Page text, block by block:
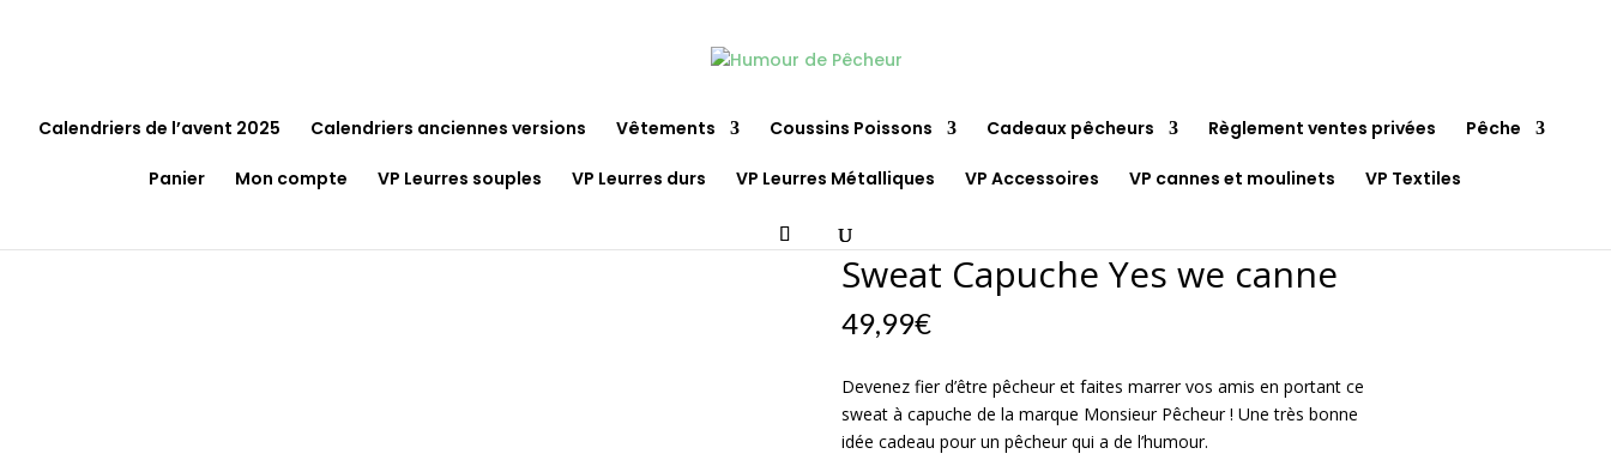
Calendriers de l’avent 2025 Calendriers anciennes versions Vêtements Coussins Poissons Cadeaux pêcheurs Règlement ventes privées Pêche
Panier Mon compte VP Leurres souples VP Leurres durs VP Leurres Métalliques VP Accessoires VP cannes et moulinets VP Textiles
Sweat Capuche Yes we canne
49,99€
Devenez fier d’être pêcheur et faites marrer vos amis en portant ce
sweat à capuche de la marque Monsieur Pêcheur ! Une très bonne
idée cadeau pour un pêcheur qui a de l’humour.